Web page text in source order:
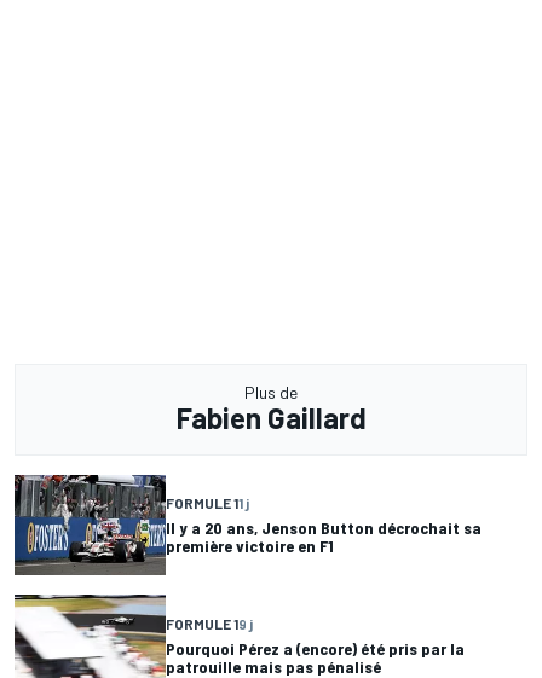
Plus de
Fabien Gaillard
FORMULE 11 j
Il y a 20 ans, Jenson Button décrochait sa
première victoire en F1
FORMULE 19 j
Pourquoi Pérez a (encore) été pris par la
patrouille mais pas pénalisé